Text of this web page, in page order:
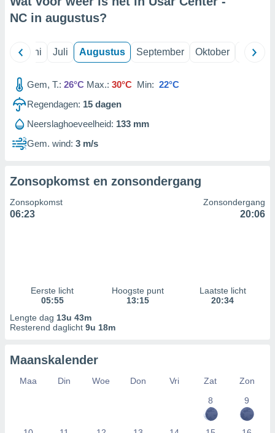
NC in augustus?
Juni Juli Augustus September Oktober
Gem, T.: 26°C Max.: 30°C Min: 22°C
Regendagen: 15 dagen
Neerslaghoeveelheid: 133 mm
Gem. wind: 3 m/s
Zonsopkomst en zonsondergang
Zonsopkomst
06:23
Zonsondergang
20:06
Eerste licht
05:55
Hoogste punt
13:15
Laatste licht
20:34
Lengte dag 13u 43m
Resterend daglicht 9u 18m
Maanskalender
Maa Din Woe Don Vri Zat
Zon
8
9